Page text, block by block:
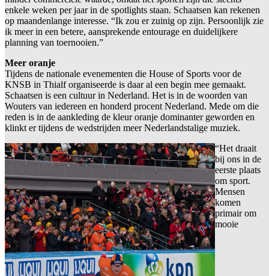
enkele weken per jaar in de spotlights staan. Schaatsen kan rekenen
op maandenlange interesse. “Ik zou er zuinig op zijn. Persoonlijk zie
ik meer in een betere, aansprekende entourage en duidelijkere
planning van toernooien.”
Meer oranje
Tijdens de nationale evenementen die House of Sports voor de
KNSB in Thialf organiseerde is daar al een begin mee gemaakt.
Schaatsen is een cultuur in Nederland. Het is in de woorden van
Wouters van iedereen en honderd procent Nederland. Mede om die
reden is in de aankleding de kleur oranje dominanter geworden en
klinkt er tijdens de wedstrijden meer Nederlandstalige muziek.
“Het draait
bij ons in de
eerste plaats
om sport.
Mensen
komen
primair om
mooie